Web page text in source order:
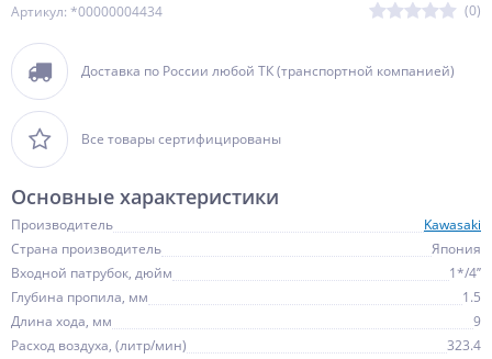
Артикул: *00000004434 (0)
Доставка по России любой ТК (транспортной компанией)
Все товары сертифицированы
Основные характеристики
Производитель
Kawasaki
Страна производитель
Япония
Входной патрубок, дюйм
1*/4’’
Глубина пропила, мм
1.5
Длина хода, мм
9
Расход воздуха, (литр/мин)
323.4